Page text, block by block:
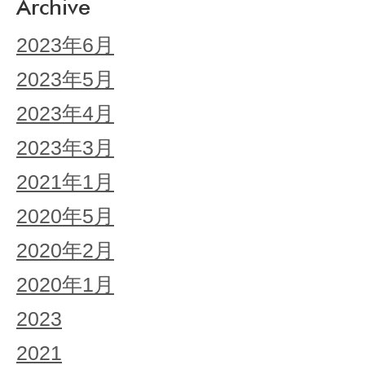
Archive
2023年6月
2023年5月
2023年4月
2023年3月
2021年1月
2020年5月
2020年2月
2020年1月
2023
2021